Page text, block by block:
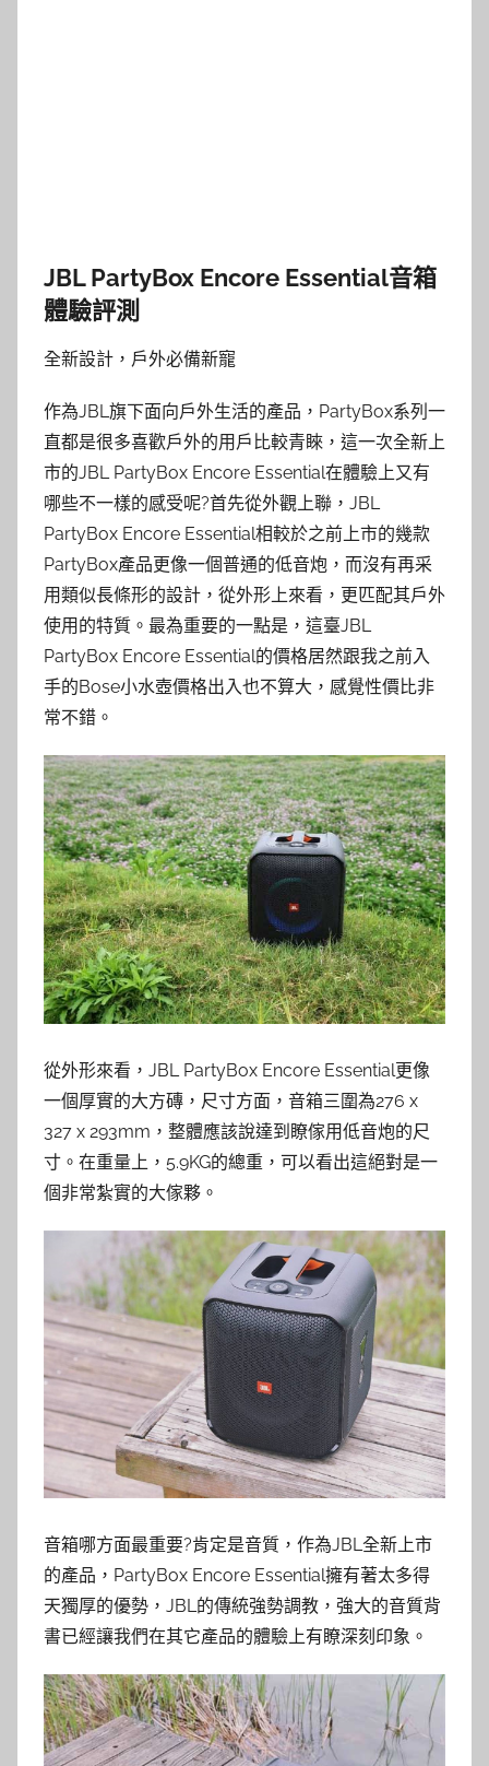
JBL PartyBox Encore Essential音箱
體驗評測
全新設計，戶外必備新寵
作為JBL旗下面向戶外生活的產品，PartyBox系列一
直都是很多喜歡戶外的用戶比較青睞，這一次全新上
市的JBL PartyBox Encore Essential在體驗上又有
哪些不一樣的感受呢?首先從外觀上聯，JBL
PartyBox Encore Essential相較於之前上市的幾款
PartyBox產品更像一個普通的低音炮，而沒有再采
用類似長條形的設計，從外形上來看，更匹配其戶外
使用的特質。最為重要的一點是，這臺JBL
PartyBox Encore Essential的價格居然跟我之前入
手的Bose小水壺價格出入也不算大，感覺性價比非
常不錯。
從外形來看，JBL PartyBox Encore Essential更像
一個厚實的大方磚，尺寸方面，音箱三圍為276 x
327 x 293mm，整體應該說達到瞭傢用低音炮的尺
寸。在重量上，5.9KG的總重，可以看出這絕對是一
個非常紮實的大傢夥。
音箱哪方面最重要?肯定是音質，作為JBL全新上市
的產品，PartyBox Encore Essential擁有著太多得
天獨厚的優勢，JBL的傳統強勢調教，強大的音質背
書已經讓我們在其它產品的體驗上有瞭深刻印象。